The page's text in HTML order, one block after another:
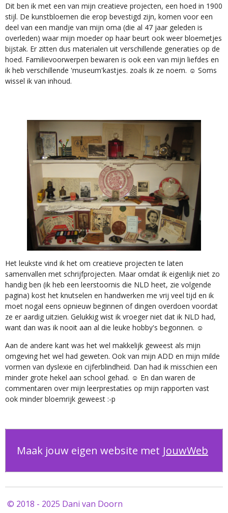
Dit ben ik met een van mijn creatieve projecten, een hoed in 1900
stijl. De kunstbloemen die erop bevestigd zijn, komen voor een
deel van een mandje van mijn oma (die al 47 jaar geleden is
overleden) waar mijn moeder op haar beurt ook weer bloemetjes
bijstak. Er zitten dus materialen uit verschillende generaties op de
hoed. Familievoorwerpen bewaren is ook een van mijn liefdes en
ik heb verschillende 'museum'kastjes. zoals ik ze noem. ☺ Soms
wissel ik van inhoud.
Het leukste vind ik het om creatieve projecten te laten
samenvallen met schrijfprojecten. Maar omdat ik eigenlijk niet zo
handig ben (ik heb een leerstoornis die NLD heet, zie volgende
pagina) kost het knutselen en handwerken me vrij veel tijd en ik
moet nogal eens opnieuw beginnen of dingen overdoen voordat
ze er aardig uitzien. Gelukkig wist ik vroeger niet dat ik NLD had,
want dan was ik nooit aan al die leuke hobby's begonnen. ☺
Aan de andere kant was het wel makkelijk geweest als mijn
omgeving het wel had geweten. Ook van mijn ADD en mijn milde
vormen van dyslexie en cijferblindheid. Dan had ik misschien een
minder grote hekel aan school gehad. ☺ En dan waren de
commentaren over mijn leerprestaties op mijn rapporten vast
ook minder bloemrijk geweest :-p
Maak jouw eigen website met JouwWeb
© 2018 - 2025 Dani van Doorn